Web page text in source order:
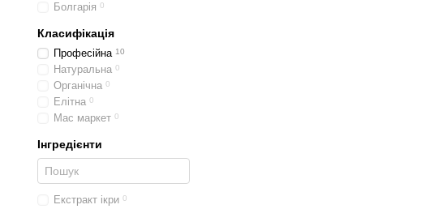
Болгарія 0
Класифікація
Професійна 10
Натуральна 0
Органічна 0
Елітна 0
Мас маркет 0
Інгредієнти
Екстракт ікри 0